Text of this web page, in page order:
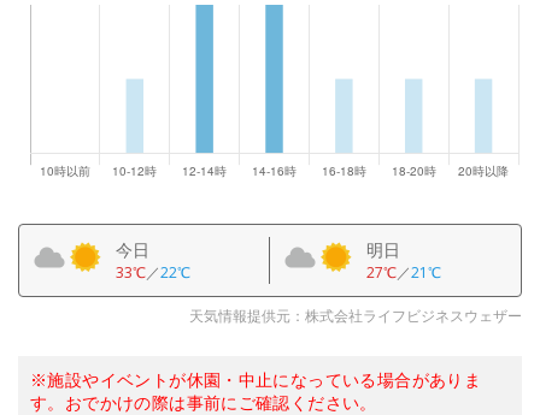
今日
33℃／22℃
明日
27℃／21℃
天気情報提供元：株式会社ライフビジネスウェザー
※施設やイベントが休園・中止になっている場合がありま
す。おでかけの際は事前にご確認ください。